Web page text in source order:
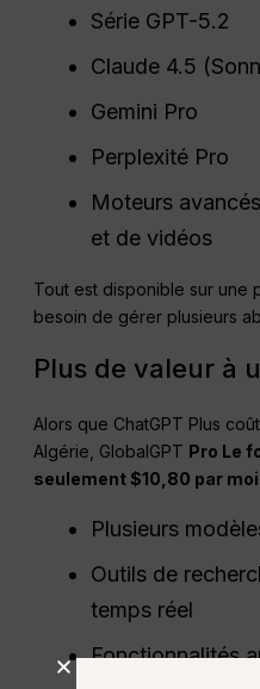
Série GPT-5.2
Claude 4.5
Gemini Pro
Perplexité Pro
Moteurs
et de vidéos
Tout est disponible sur une
besoin de gérer plusieurs
Plus de valeur à
Alors que ChatGPT Plus
Algérie, GlobalGPT Pro Le
seulement $10,80 par
Plusieurs
Outils de
temps réel
Fonctionnalités